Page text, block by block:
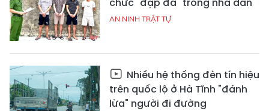
AN NINH TRẬT TỰ
Nhiều hệ thống đèn tín hiệu
trên quốc lộ ở Hà Tĩnh "đánh
lừa" người đi đường